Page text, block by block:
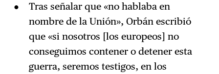
Tras señalar que «no hablaba en
nombre de la Unión», Orbán escribió
que «si nosotros [los europeos] no
conseguimos contener o detener esta
guerra, seremos testigos, en los